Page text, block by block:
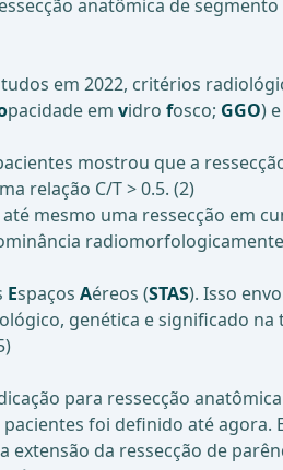
anatômica de
em 2022, critérios
pacidade em vidro fosco; GGO)
mostrou que a
relação C/T > 0.5. (2)
mesmo uma ressecção em
Espaços Aéreos (STAS). Isso
genética e significado
para ressecção
foi definido até agora.
da ressecção de